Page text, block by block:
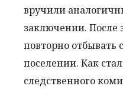
вручили
заключении. После
повторно отбывать
поселении. Как
следственного